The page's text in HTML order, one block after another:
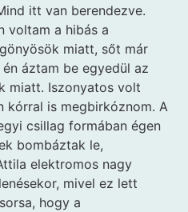
itt van berendezve.
voltam a hibás a
miatt, sőt már
áztam be egyedül az
miatt. Iszonyatos volt
kórral is megbirkóznom. A
csillag formában égen
bombáztak le,
elektromos nagy
mivel ez lett
hogy a